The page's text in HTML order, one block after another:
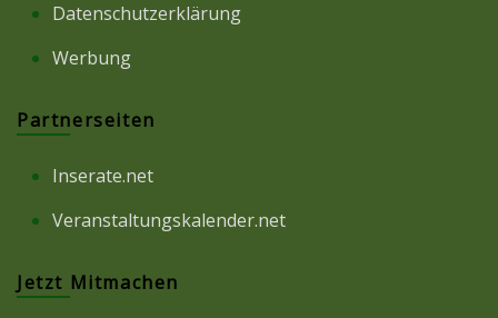
Datenschutzerklärung
Werbung
Partnerseiten
Inserate.net
Veranstaltungskalender.net
Jetzt Mitmachen